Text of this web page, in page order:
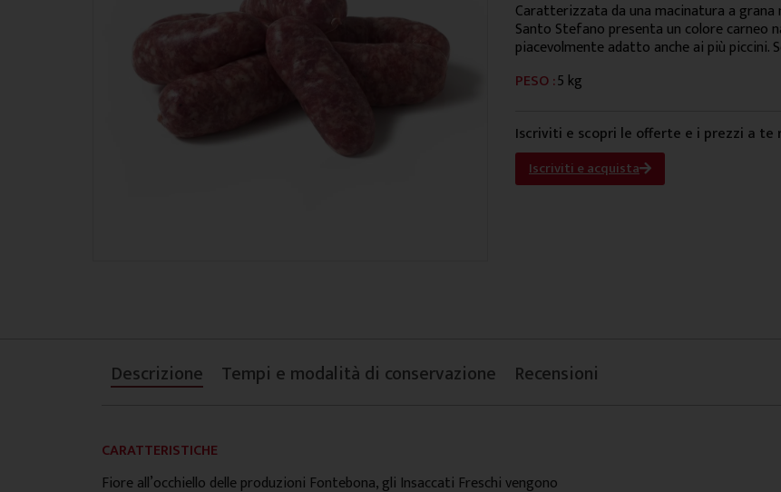
Caratterizzata da una macinatura a
Santo Stefano presenta un colore carneo
piacevolmente adatto anche ai più piccini.
PESO :5 kg
Iscriviti e scopri le offerte e i prezzi a te
Iscriviti e acquista
Descrizione Tempi e modalità di conservazione Recensioni
CARATTERISTICHE
Fiore all’occhiello delle produzioni Fontebona, gli Insaccati Freschi vengono